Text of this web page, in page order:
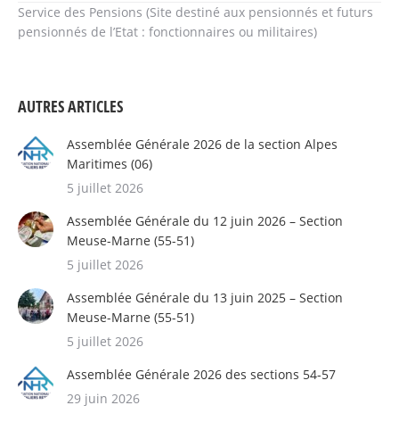
Service des Pensions (Site destiné aux pensionnés et futurs
pensionnés de l’Etat : fonctionnaires ou militaires)
AUTRES ARTICLES
Assemblée Générale 2026 de la section Alpes
Maritimes (06)
5 juillet 2026
Assemblée Générale du 12 juin 2026 – Section
Meuse-Marne (55-51)
5 juillet 2026
Assemblée Générale du 13 juin 2025 – Section
Meuse-Marne (55-51)
5 juillet 2026
Assemblée Générale 2026 des sections 54-57
29 juin 2026